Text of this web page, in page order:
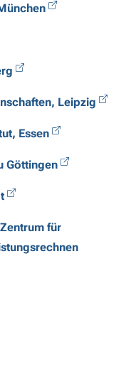
Leipzig
Essen
Göttingen
für